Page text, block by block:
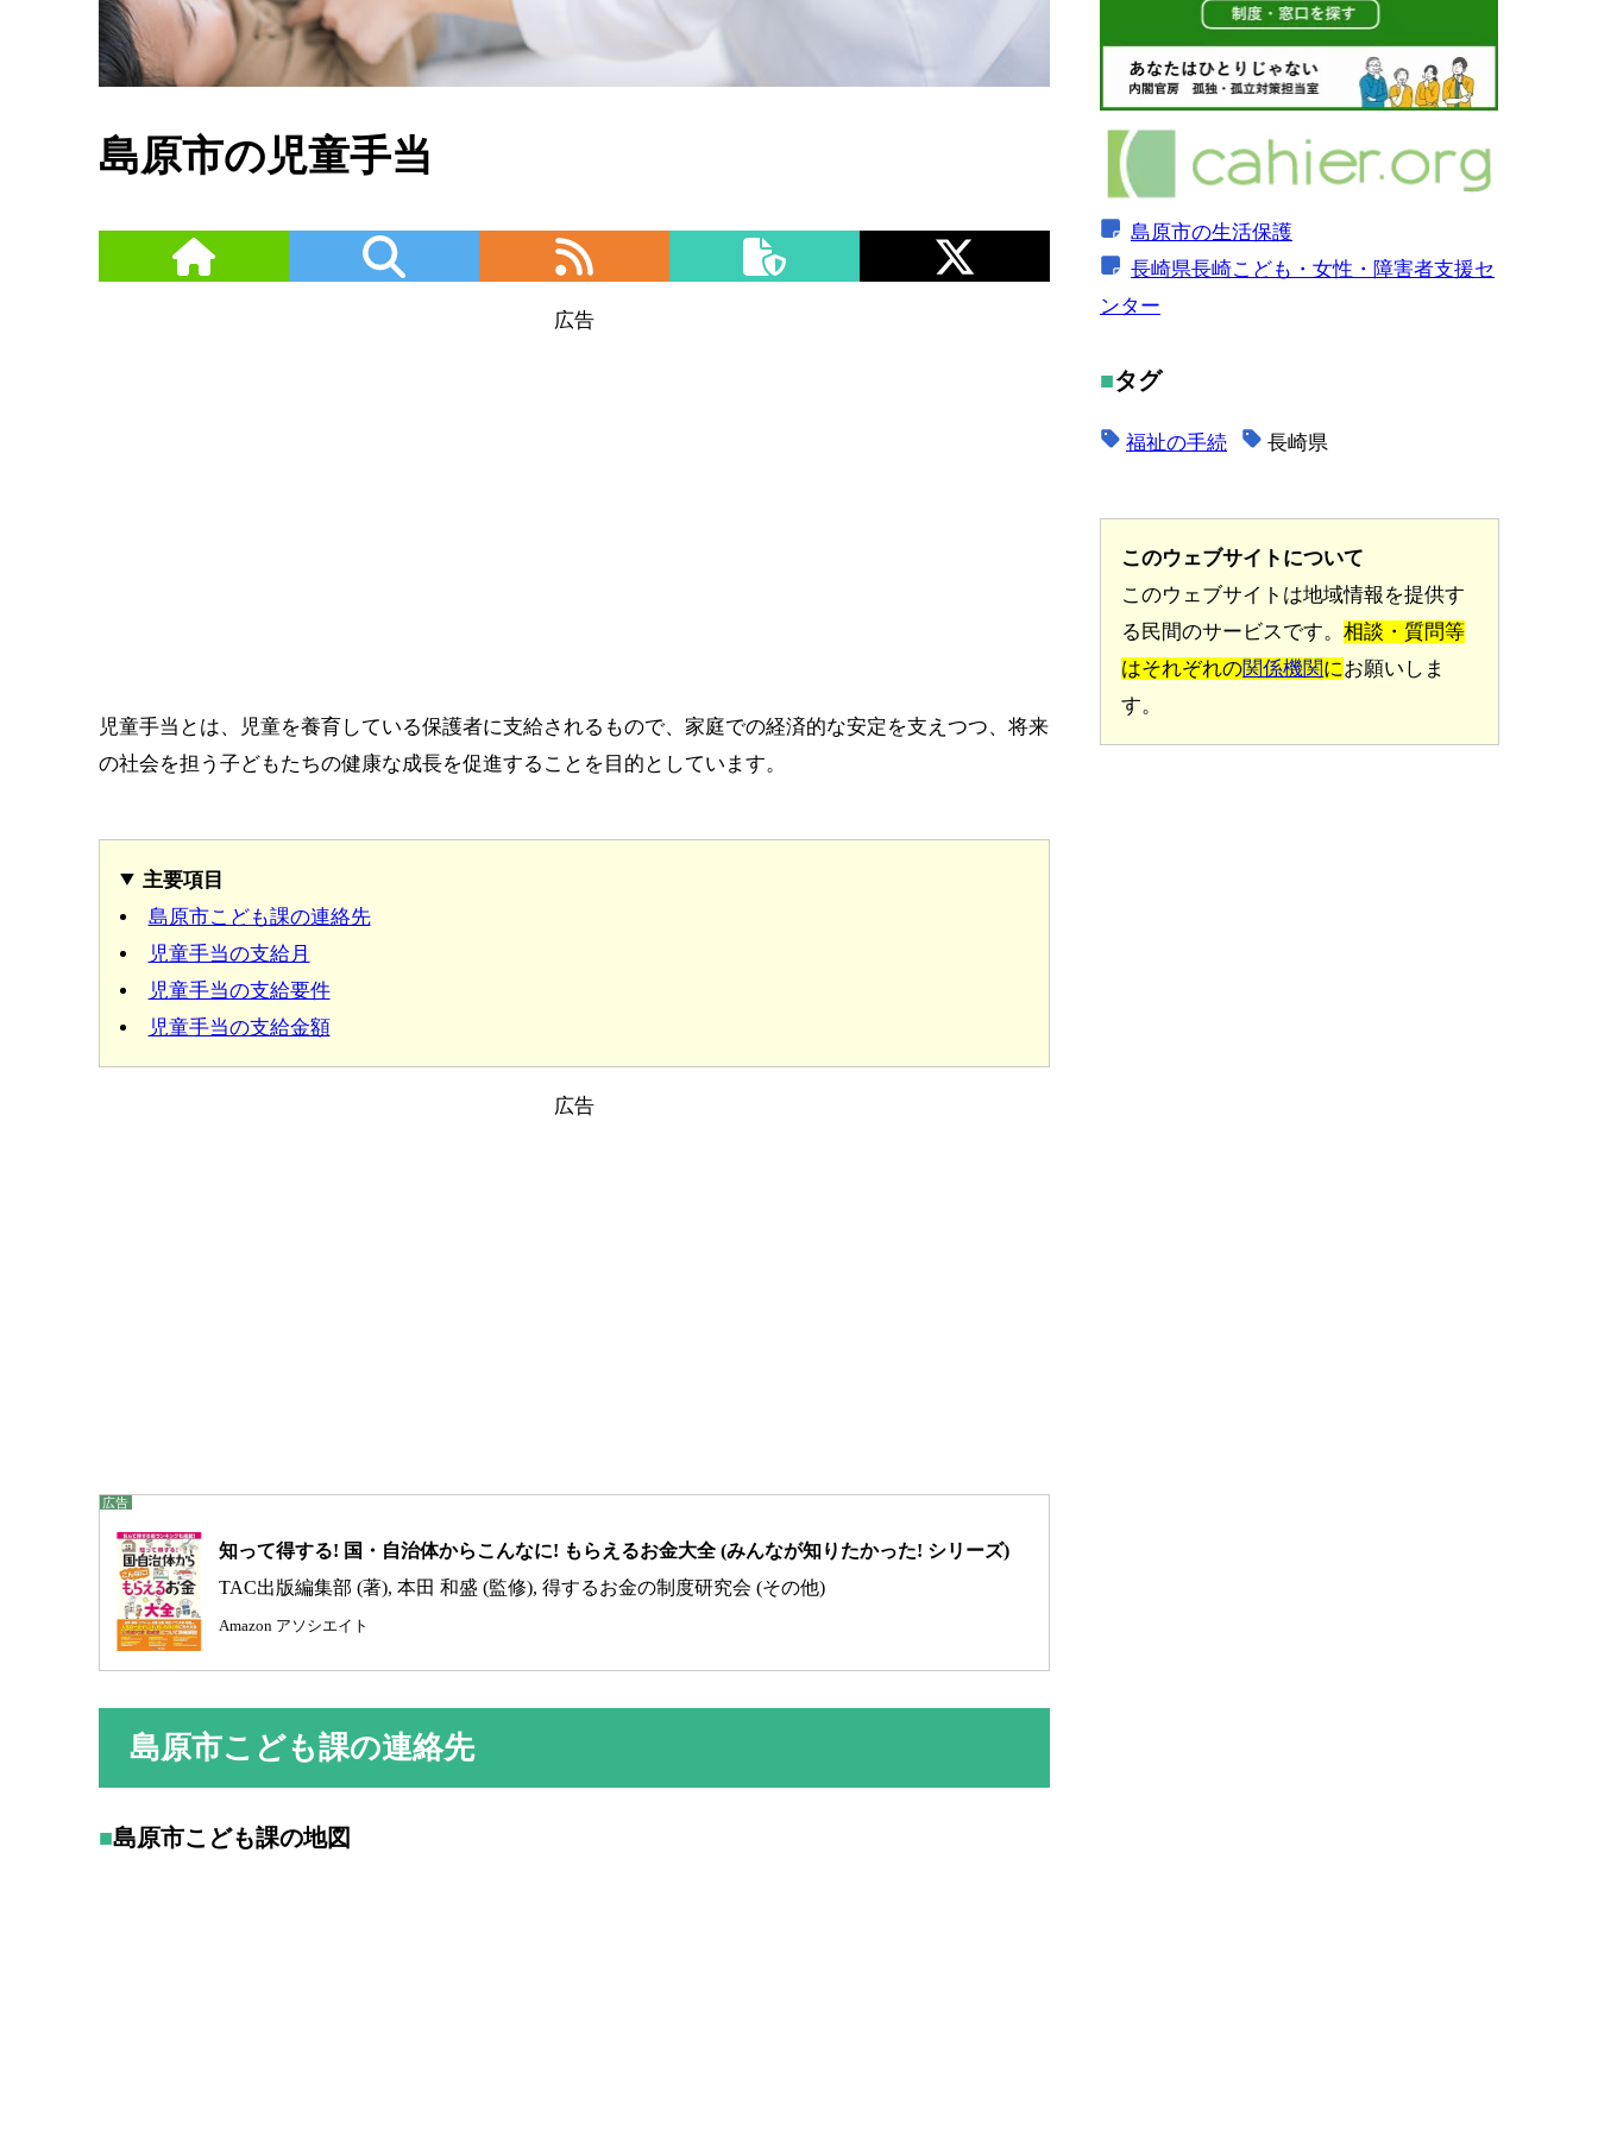
島原市の児童手当
児童手当とは、児童を養育している保護者に支給されるもので、家庭での経済的な安定を支えつつ、将来
の社会を担う子どもたちの健康な成長を促進することを目的としています。
主要項目
島原市こども課の連絡先
児童手当の支給月
児童手当の支給要件
児童手当の支給金額
知って得する! 国・自治体からこんなに! もらえるお金大全 (みんなが知りたかった! シリーズ)
TAC出版編集部 (著), 本田 和盛 (監修), 得するお金の制度研究会 (その他)
Amazon アソシエイト
島原市こども課の連絡先
島原市こども課の地図
島原市の生活保護
長崎県長崎こども・女性・障害者支援セ
ンター
タグ
福祉の手続 長崎県
このウェブサイトについて
このウェブサイトは地域情報を提供す
る民間のサービスです。相談・質問等
はそれぞれの関係機関にお願いしま
す。